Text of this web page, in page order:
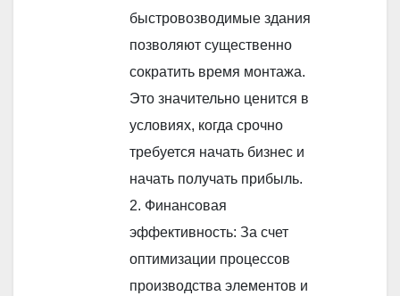
быстровозводимые здания
позволяют существенно
сократить время монтажа.
Это значительно ценится в
условиях, когда срочно
требуется начать бизнес и
начать получать прибыль.
2. Финансовая
эффективность: За счет
оптимизации процессов
производства элементов и